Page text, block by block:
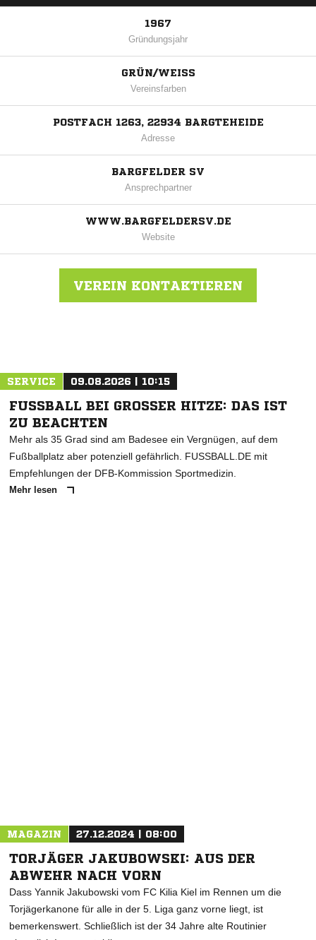
1967
Gründungsjahr
GRÜN/WEISS
Vereinsfarben
POSTFACH 1263, 22934 BARGTEHEIDE
Adresse
BARGFELDER SV
Ansprechpartner
WWW.BARGFELDERSV.DE
Website
VEREIN KONTAKTIEREN
SERVICE 09.08.2026 | 10:15
FUSSBALL BEI GROSSER HITZE: DAS IST ZU
BEACHTEN
Mehr als 35 Grad sind am Badesee ein Vergnügen, auf dem
Fußballplatz aber potenziell gefährlich. FUSSBALL.DE mit
Empfehlungen der DFB-Kommission Sportmedizin.
Mehr lesen
MAGAZIN 27.12.2024 | 08:00
TORJÄGER JAKUBOWSKI: AUS DER
ABWEHR NACH VORN
Dass Yannik Jakubowski vom FC Kilia Kiel im Rennen um die
Torjägerkanone für alle in der 5. Liga ganz vorne liegt, ist
bemerkenswert. Schließlich ist der 34 Jahre alte Routinier